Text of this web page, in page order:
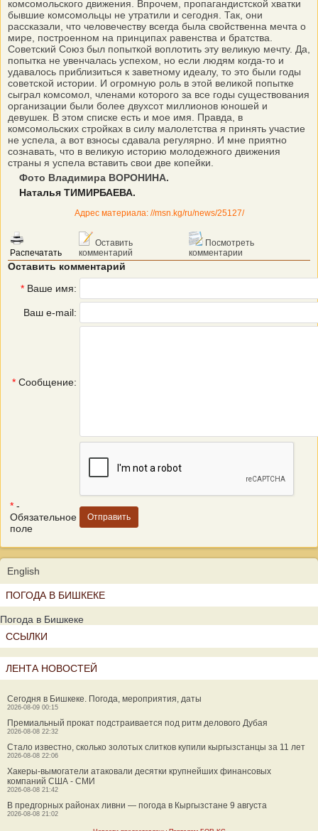
комсомольского движения. Впрочем, пропагандистской хватки
бывшие комсомольцы не утратили и сегодня. Так, они
рассказали, что человечеству всегда была свойственна мечта о
мире, построенном на принципах равенства и братства.
Советский Союз был попыткой воплотить эту великую мечту. Да,
попытка не увенчалась успехом, но если людям когда-то и
удавалось приблизиться к заветному идеалу, то это были годы
советской истории. И огромную роль в этой великой попытке
сыграл комсомол, членами которого за все годы существования
организации были более двухсот миллионов юношей и
девушек. В этом списке есть и мое имя. Правда, в
комсомольских стройках в силу малолетства я принять участие
не успела, а вот взносы сдавала регулярно. И мне приятно
сознавать, что в великую историю молодежного движения
страны я успела вставить свои две копейки.
Фото Владимира ВОРОНИНА.
Наталья ТИМИРБАЕВА.
Адрес материала: //msn.kg/ru/news/25127/
Распечатать
Оставить
комментарий
Посмотреть
комментарии
Оставить комментарий
* Ваше имя:
Ваш e-mail:
* Сообщение:
* -
Обязательное
поле
English
ПОГОДА В БИШКЕКЕ
Погода в Бишкеке
ССЫЛКИ
ЛЕНТА НОВОСТЕЙ
Сегодня в Бишкеке. Погода, мероприятия, даты
2026-08-09 00:15
Премиальный прокат подстраивается под ритм делового Дубая
2026-08-08 22:32
Стало известно, сколько золотых слитков купили кыргызстанцы за 11 лет
2026-08-08 22:06
Хакеры-вымогатели атаковали десятки крупнейших финансовых
компаний США - СМИ
2026-08-08 21:42
В предгорных районах ливни — погода в Кыргызстане 9 августа
2026-08-08 21:02